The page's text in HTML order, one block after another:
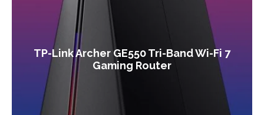
TP-Link Archer GE550 Tri-Band Wi-Fi 7
Gaming Router